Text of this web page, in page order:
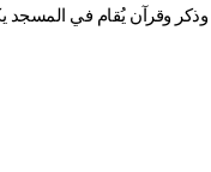
وقرآن يُقام في المسجد